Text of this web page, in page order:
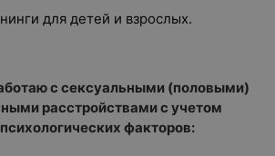
для детей и взрослых.
с сексуальными (половыми)
расстройствами с учетом
факторов: